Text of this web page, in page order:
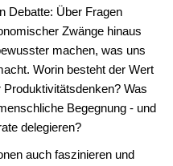
Debatte: Über Fragen
Zwänge hinaus
machen, was uns
Worin besteht der Wert
Was
Begegnung - und
delegieren?
auch faszinieren und